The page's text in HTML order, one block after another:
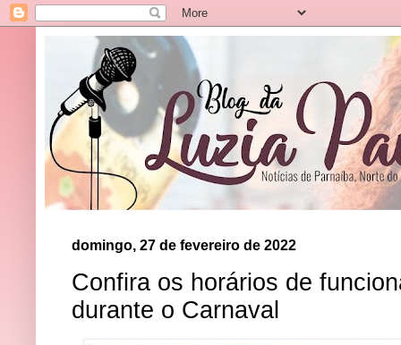
domingo, 27 de fevereiro de 2022
Confira os horários de
durante o Carnaval